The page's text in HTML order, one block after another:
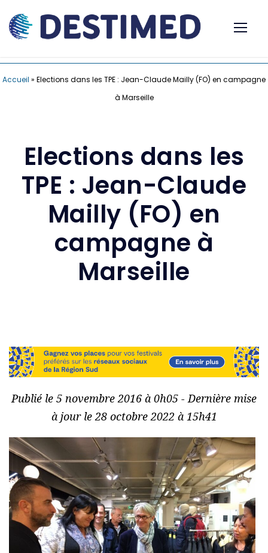
Accueil » Elections dans les TPE : Jean-Claude Mailly (FO) en campagne
à Marseille
Elections dans les
TPE : Jean-Claude
Mailly (FO) en
campagne à
Marseille
Publié le 5 novembre 2016 à 0h05 - Dernière mise
à jour le 28 octobre 2022 à 15h41